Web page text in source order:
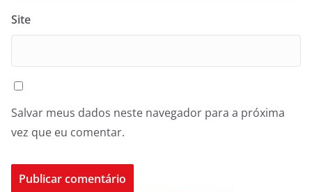
Site
Salvar meus dados neste navegador para a próxima
vez que eu comentar.